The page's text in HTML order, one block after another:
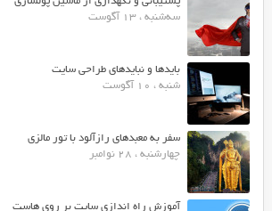
سه‌شنبه ، 13 آگوست
بایدها و نبایدهای طراحی سایت
شنبه ، 10 آگوست
سفر به معبدهای رازآلود با تور مالزی
چهارشنبه ، 28 نوامبر
آموزش راه اندازی سایت بر روی هاست